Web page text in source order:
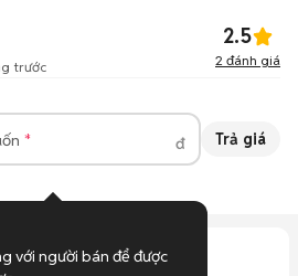
trước
2.5
2 đánh giá
đ Trả giá
với người bán để được